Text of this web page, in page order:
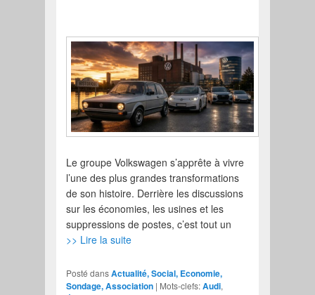
Le groupe Volkswagen s’apprête à vivre
l’une des plus grandes transformations
de son histoire. Derrière les discussions
sur les économies, les usines et les
suppressions de postes, c’est tout un
>> Lire la suite
Posté dansActualité, Social, Economie,
Sondage, Association | Mots-clefs:Audi,